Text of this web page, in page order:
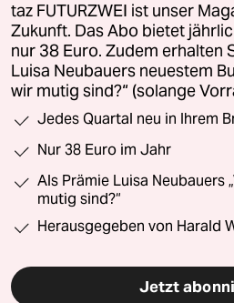
taz FUTURZWEI ist unser
Zukunft. Das Abo bietet
nur 38 Euro. Zudem erhalten
Luisa Neubauers neuestem
wir mutig sind?“ (solange
Jedes Quartal neu in Ihrem
Nur 38 Euro im Jahr
Als Prämie Luisa Neubauers
mutig sind?“
Herausgegeben von Harald
Jetzt